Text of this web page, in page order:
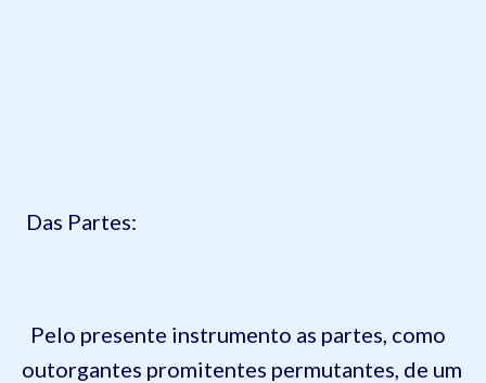
Das Partes:
Pelo presente instrumento as partes, como
outorgantes promitentes permutantes, de um